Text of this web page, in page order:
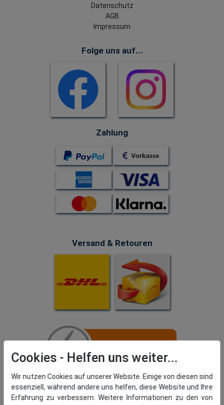
Datenschutz
AGB
Impressum
Folge uns auf...
Zahlung
Versand & Retouren
Cookies
Wir nutzen Cookies auf unserer Website. Einige von diesen sind
essenziell, während andere uns helfen, diese Website und Ihre
Erfahrung zu verbessern. Weitere Informationen zu den von